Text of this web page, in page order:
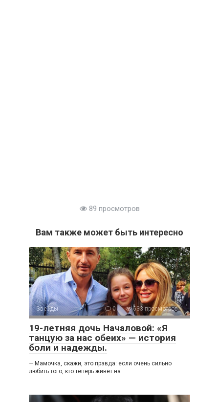
89 просмотров
Вам также может быть интересно
Звезды 0 633 просмотров
19-летняя дочь Началовой: «Я
танцую за нас обеих» — история
боли и надежды.
— Мамочка, скажи, это правда: если очень сильно
любить того, кто теперь живёт на